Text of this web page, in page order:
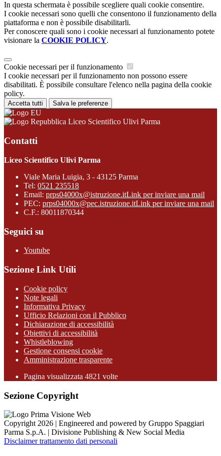
In questa schermata è possibile scegliere quali cookie consentire.
I cookie necessari sono quelli che consentono il funzionamento della
piattaforma e non è possibile disabilitarli.
Per conoscere quali sono i cookie necessari al funzionamento potete
visionare la COOKIE POLICY.
Cookie necessari per il funzionamento
I cookie necessari per il funzionamento non possono essere
disabilitati. È possibile consultare l'elenco nella pagina della cookie
policy.
Accetta tutti Salva le preferenze
Liceo Scientifico Ulivi Parma
Contatti
Liceo Scientifico Ulivi Parma
Viale Maria Luigia, 3 - 43125 Parma
Tel: 0521 235518
Email: prps04000x@istruzione.itLink per inviare una mail
PEC: prps04000x@pec.istruzione.itLink per inviare una mail
C.F.: 80011870344
Seguici su
Youtube
Sezione Link Utili
Cookie policy
Note legali
Informativa Privacy
Ufficio Relazioni con il Pubblico
Dichiarazione di accessibilità
Obiettivi di accessibilità
Whistleblowing
Gestione consensi cookie
Amministrazione trasparente
Pagina visualizzata 4821 volte
Sezione Copyright
Copyright 2026 | Engineered and powered by Gruppo Spaggiari
Parma S.p.A. | Divisione Publishing & New Social Media
Disclaimer trattamento dati personali